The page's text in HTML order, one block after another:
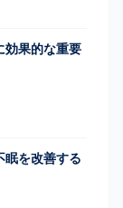
効果的な重要
眠を改善する